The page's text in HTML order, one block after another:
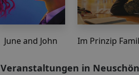
June and John Im Prinzip
Veranstaltungen in